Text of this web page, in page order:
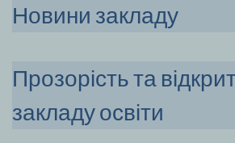
Новини закладу
Прозорість та
закладу освіти